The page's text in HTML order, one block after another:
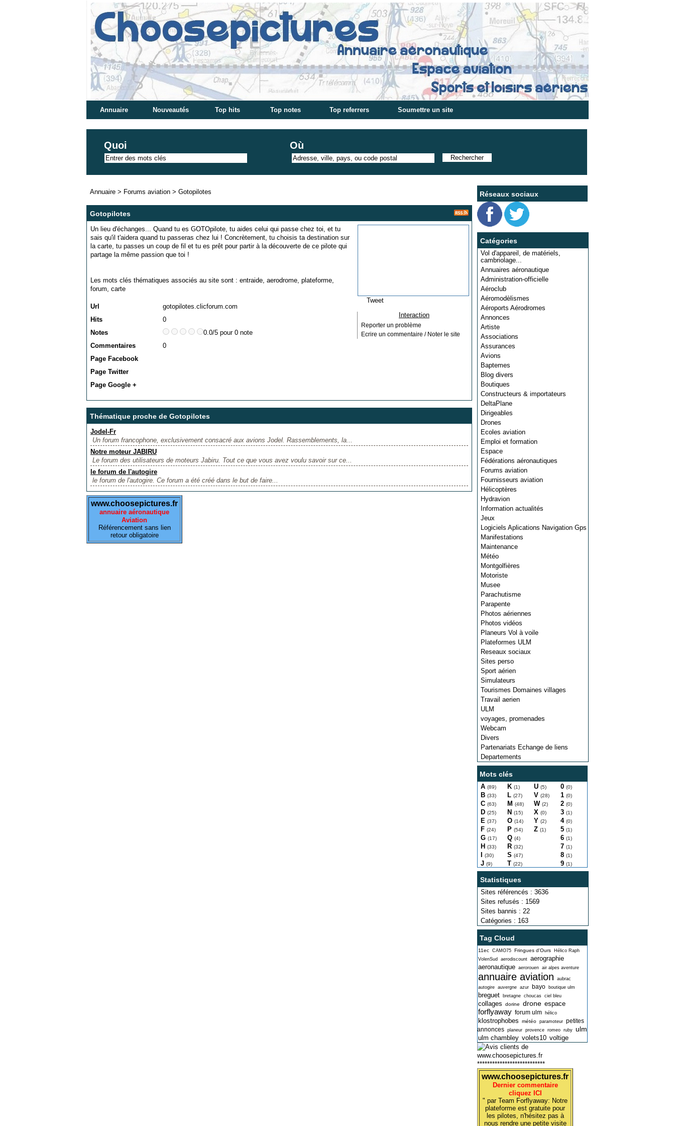
Annuaire Nouveautés Top hits Top notes Top referrers Soumettre un site
Quoi Où
Réseaux sociaux
Catégories
Vol d'appareil, de matériels,
cambriolage...
Annuaires aéronautique
Administration-officielle
Aéroclub
Aéromodèlismes
Aéroports Aérodromes
Annonces
Artiste
Associations
Assurances
Avions
Baptemes
Blog divers
Boutiques
Constructeurs & importateurs
DeltaPlane
Dirigeables
Drones
Ecoles aviation
Emploi et formation
Espace
Fédérations aéronautiques
Forums aviation
Fournisseurs aviation
Hélicoptères
Hydravion
Information actualités
Jeux
Logiciels Aplications Navigation Gps
Manifestations
Maintenance
Météo
Montgolfières
Motoriste
Musee
Parachutisme
Parapente
Photos aériennes
Photos vidéos
Planeurs Vol à voile
Plateformes ULM
Reseaux sociaux
Sites perso
Sport aérien
Simulateurs
Tourismes Domaines villages
Travail aerien
ULM
voyages, promenades
Webcam
Divers
Partenariats Echange de liens
Departements
Mots clés
A (89)
B (33)
C (63)
D (25)
E (37)
F (24)
G (17)
H (33)
(30)
J (9)
K (1)
L (27)
M (48)
N (15)
O (14)
P (54)
Q (4)
R (32)
S (47)
T (22)
U (5)
V (28)
W (2)
X (0)
Y (2)
Z (1)
0 (0)
1 (0)
2 (0)
3 (1)
4 (0)
5 (1)
6 (1)
7 (1)
8 (1)
9 (1)
Statistiques
Sites référencés : 3636
Sites refusés : 1569
Sites bannis : 22
Catégories : 163
Tag Cloud
11ec CAMO75 Fringues d'Ours
Hélico Raph
VolenSud
aerodiscount aerographie
aeronautique aerorouen air alpes aventure
annuaire aviation
aubrac
autogire auvergne azur bayo boutique ulm
breguet bretagne choucas ciel bleu
collages dorine drone espace
forflyaway forum ulm hélico
klostrophobes météo paramoteur petites
annonces planeur provence romeo ruby ulm
ulm chambley volets10 voltige
***************************
www.choosepictures.fr
Dernier commentaire
cliquez ICI
" par Team Forflyaway: Notre
plateforme est gratuite pour
les pilotes, n'hésitez pas à
nous rendre une petite visite
Annuaire > Forums aviation > Gotopilotes
Gotopilotes
Un lieu d'échanges... Quand tu es GOTOpilote, tu aides celui qui passe chez toi, et tu
sais qu'il t'aidera quand tu passeras chez lui ! Concrètement, tu choisis ta destination sur
la carte, tu passes un coup de fil et tu es prêt pour partir à la découverte de ce pilote qui
partage la même passion que toi !
Les mots clés thématiques associés au site sont : entraide, aerodrome, plateforme,
forum, carte
Url
gotopilotes.clicforum.com
Hits
0
Notes
0.0/5 pour 0 note
Commentaires
0
Page Facebook
Page Twitter
Page Google +
Tweet
Interaction
Reporter un problème
Ecrire un commentaire / Noter le site
Thématique proche de Gotopilotes
Jodel-Fr
Un forum francophone, exclusivement consacré aux avions Jodel. Rassemblements, la...
Notre moteur JABIRU
Le forum des utilisateurs de moteurs Jabiru. Tout ce que vous avez voulu savoir sur ce...
le forum de l'autogire
le forum de l'autogire. Ce forum a été créé dans le but de faire...
www.choosepictures.fr
annuaire aéronautique
Aviation
Référencement sans lien
retour obligatoire